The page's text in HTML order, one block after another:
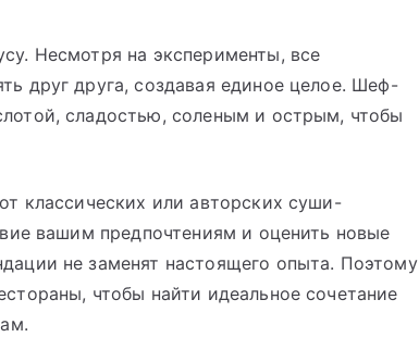
Несмотря на эксперименты, все
друг друга, создавая единое целое. Шеф-
сладостью, соленым и острым, чтобы
классических или авторских суши-
вашим предпочтениям и оценить новые
не заменят настоящего опыта. Поэтому
чтобы найти идеальное сочетание